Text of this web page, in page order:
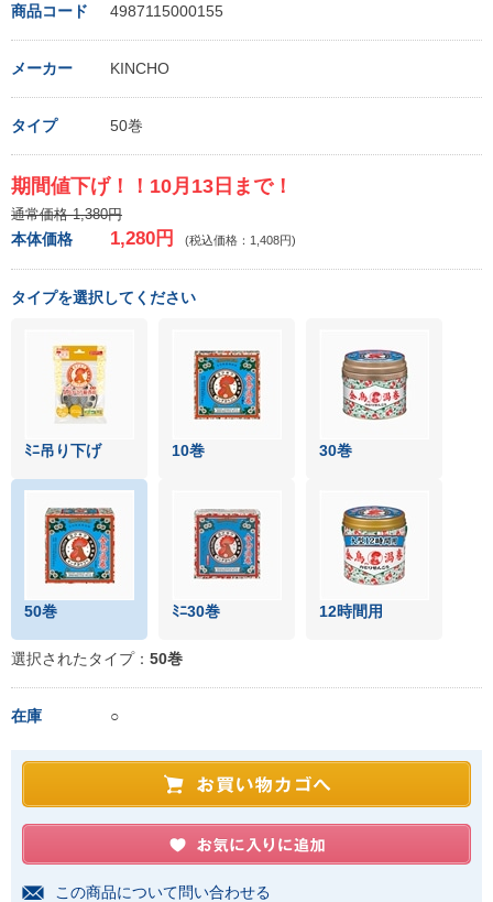
商品コード 4987115000155
メーカー KINCHO
タイプ 50巻
期間値下げ！！10月13日まで！
通常価格 1,380円
本体価格 1,280円 (税込価格：1,408円)
タイプを選択してください
ﾐﾆ吊り下げ 10巻 30巻
50巻 ﾐﾆ30巻 12時間用
選択されたタイプ： 50巻
在庫 ○
この商品について問い合わせる